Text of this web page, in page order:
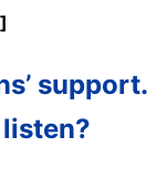
support.